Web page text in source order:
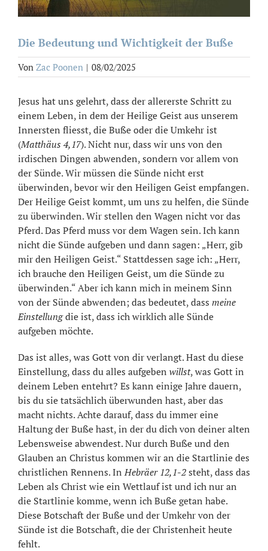
Die Bedeutung und Wichtigkeit der Buße
Von Zac Poonen | 08/02/2025
Jesus hat uns gelehrt, dass der allererste Schritt zu
einem Leben, in dem der Heilige Geist aus unserem
Innersten fliesst, die Buße oder die Umkehr ist
(Matthäus 4,17). Nicht nur, dass wir uns von den
irdischen Dingen abwenden, sondern vor allem von
der Sünde. Wir müssen die Sünde nicht erst
überwinden, bevor wir den Heiligen Geist empfangen.
Der Heilige Geist kommt, um uns zu helfen, die Sünde
zu überwinden. Wir stellen den Wagen nicht vor das
Pferd. Das Pferd muss vor dem Wagen sein. Ich kann
nicht die Sünde aufgeben und dann sagen: „Herr, gib
mir den Heiligen Geist.“ Stattdessen sage ich: „Herr,
ich brauche den Heiligen Geist, um die Sünde zu
überwinden.“ Aber ich kann mich in meinem Sinn
von der Sünde abwenden; das bedeutet, dass meine
Einstellungdie ist, dass ich wirklich alle Sünde
aufgeben möchte.
Das ist alles, was Gott von dir verlangt. Hast du diese
Einstellung, dass du alles aufgeben willst, was Gott in
deinem Leben entehrt? Es kann einige Jahre dauern,
bis du sie tatsächlich überwunden hast, aber das
macht nichts. Achte darauf, dass du immer eine
Haltung der Buße hast, in der du dich von deiner alten
Lebensweise abwendest. Nur durch Buße und den
Glauben an Christus kommen wir an die Startlinie des
christlichen Rennens. InHebräer 12,1-2steht, dass das
Leben als Christ wie ein Wettlauf ist und ich nur an
die Startlinie komme, wenn ich Buße getan habe.
Diese Botschaft der Buße und der Umkehr von der
Sünde ist die Botschaft, die der Christenheit heute
fehlt.